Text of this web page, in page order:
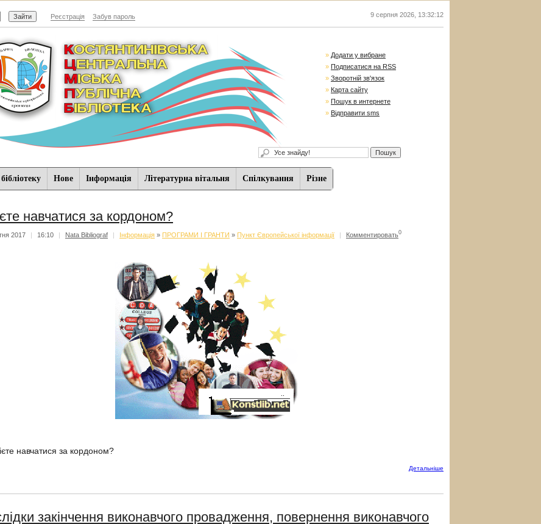
Реєстрація Забув пароль 9 серпня 2026 13:32:12
» Додати у вибране
» Подписатися на RSS
» Зворотній зв'язок
» Карта сайту
» Пошук в интернете
» Відправити sms
Нове Iнформацiя Літературна вітальня Спiлкування Різне
навчатися за кордоном?
2017 | 16:10 | Nata Bibliograf | Iнформацiя » ПРОГРАМИ І ГРАНТИ » Пункт Європейської інформації | Комментировать0
навчатися за кордоном?
Детальнiше
закінчення виконавчого провадження, повернення виконавчого